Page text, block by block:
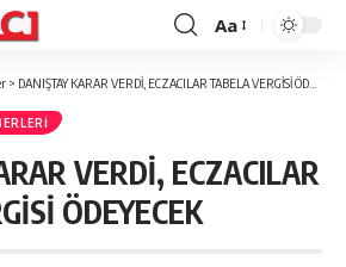
Font
Aa
> DANIŞTAY KARAR VERDİ, ECZACILAR TABELA VERGİSİ ÖDEYECEK
VERDİ, ECZACILAR
ÖDEYECEK